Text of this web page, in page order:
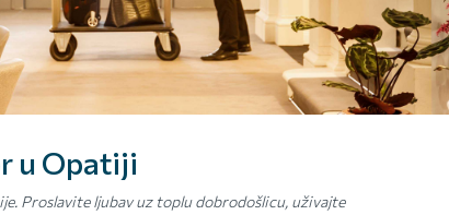
u Opatiji
Proslavite ljubav uz toplu dobrodošlicu, uživajte